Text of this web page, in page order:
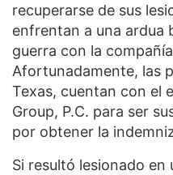
recuperarse de sus
enfrentan a una ardua
guerra con la
Afortunadamente, las
Texas, cuentan con el
Group, P.C. para ser
por obtener la
Si resultó lesionado